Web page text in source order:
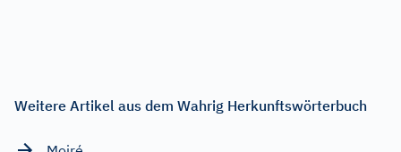
Weitere Artikel aus dem Wahrig Herkunftswörterbuch